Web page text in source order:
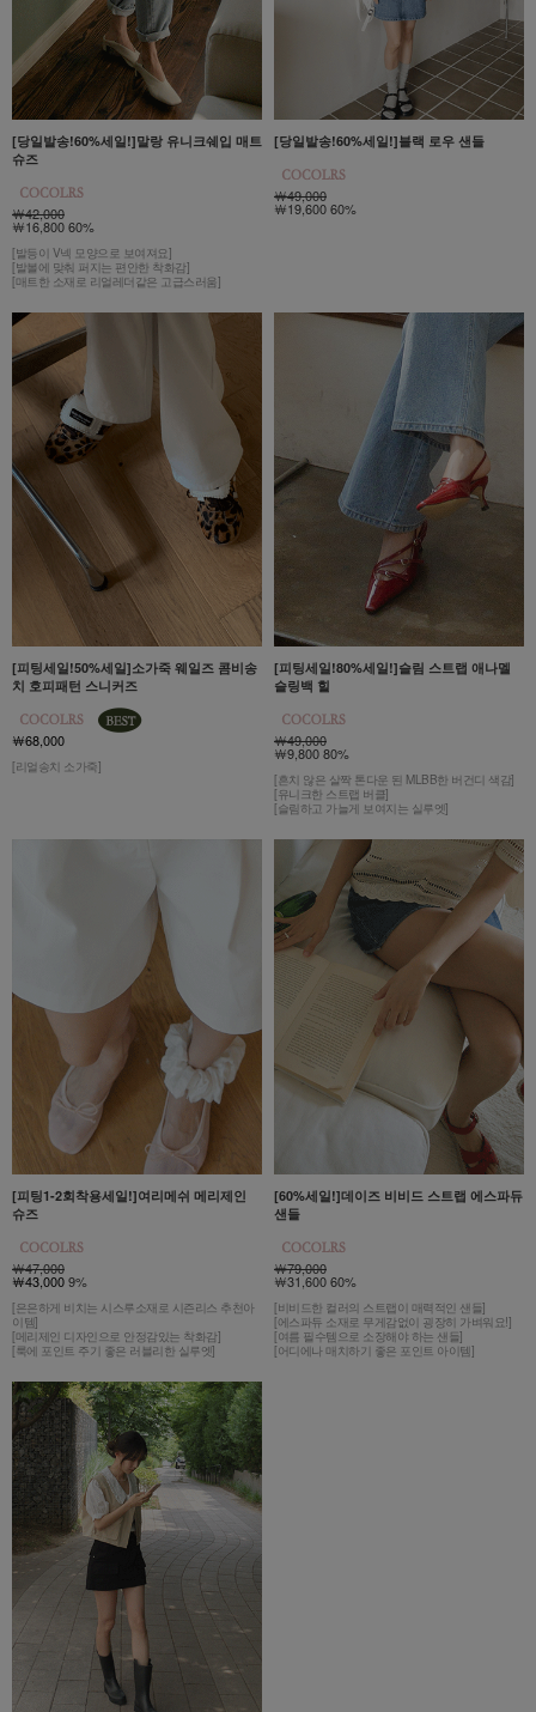
[당일발송!60%세일!]말랑 유니크쉐입 매트
슈즈
￦42,000
￦16,800 60%
[발등이 V넥 모양으로 보여져요]
[발볼에 맞춰 퍼지는 편안한 착화감]
[매트한 소재로 리얼레더같은 고급스러움]
[당일발송!60%세일!]블랙 로우 샌들
￦49,000
￦19,600 60%
[피팅세일!50%세일]소가죽 웨일즈 콤비송
치 호피패턴 스니커즈
￦68,000
[리얼송치 소가죽]
[피팅세일!80%세일!]슬림 스트랩 애나멜
슬링백 힐
￦49,000
￦9,800 80%
[흔치 않은 살짝 톤다운 된 MLBB한 버건디 색감]
[유니크한 스트랩 버클]
[슬림하고 가늘게 보여지는 실루엣]
[피팅1-2회착용세일!]여리메쉬 메리제인
슈즈
￦47,000
￦43,0009%
[은은하게 비치는 시스루소재로 시즌리스 추천아
이템]
[메리제인 디자인으로 안정감있는 착화감]
[룩에 포인트 주기 좋은 러블리한 실루엣]
[60%세일!]데이즈 비비드 스트랩 에스파듀
샌들
￦79,000
￦31,600 60%
[비비드한 컬러의 스트랩이 매력적인 샌들]
[에스파듀 소재로 무게감없이 굉장히 가벼워요!]
[여름 필수템으로 소장해야 하는 샌들]
[어디에나 매치하기 좋은 포인트 아이템]